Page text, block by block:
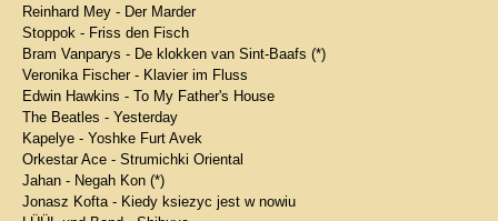
Reinhard Mey - Der Marder
Stoppok - Friss den Fisch
Bram Vanparys - De klokken van Sint-Baafs (*)
Veronika Fischer - Klavier im Fluss
Edwin Hawkins - To My Father's House
The Beatles - Yesterday
Kapelye - Yoshke Furt Avek
Orkestar Ace - Strumichki Oriental
Jahan - Negah Kon (*)
Jonasz Kofta - Kiedy ksiezyc jest w nowiu